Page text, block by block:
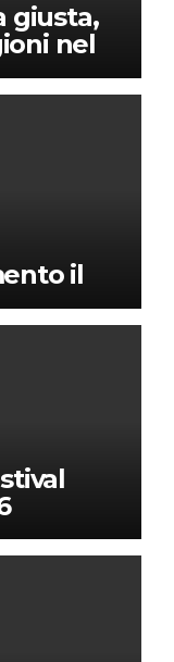
giusta,
nel
il
con